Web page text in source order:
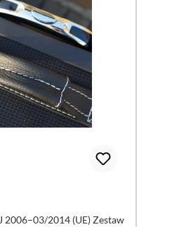
2014 (UE) Zestaw